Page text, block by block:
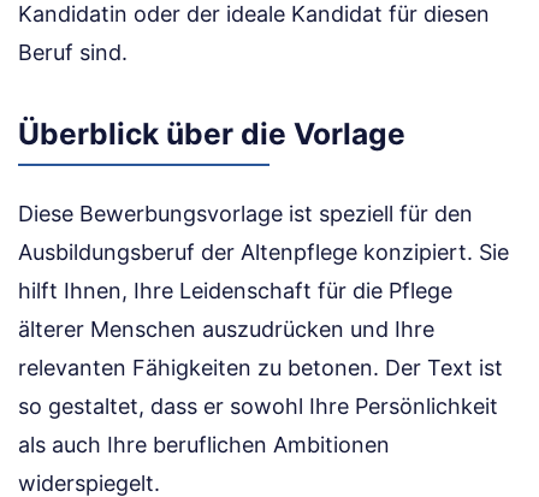
Kandidatin oder der ideale Kandidat für diesen
Beruf sind.
Überblick über die Vorlage
Diese Bewerbungsvorlage ist speziell für den
Ausbildungsberuf der Altenpflege konzipiert. Sie
hilft Ihnen, Ihre Leidenschaft für die Pflege
älterer Menschen auszudrücken und Ihre
relevanten Fähigkeiten zu betonen. Der Text ist
so gestaltet, dass er sowohl Ihre Persönlichkeit
als auch Ihre beruflichen Ambitionen
widerspiegelt.